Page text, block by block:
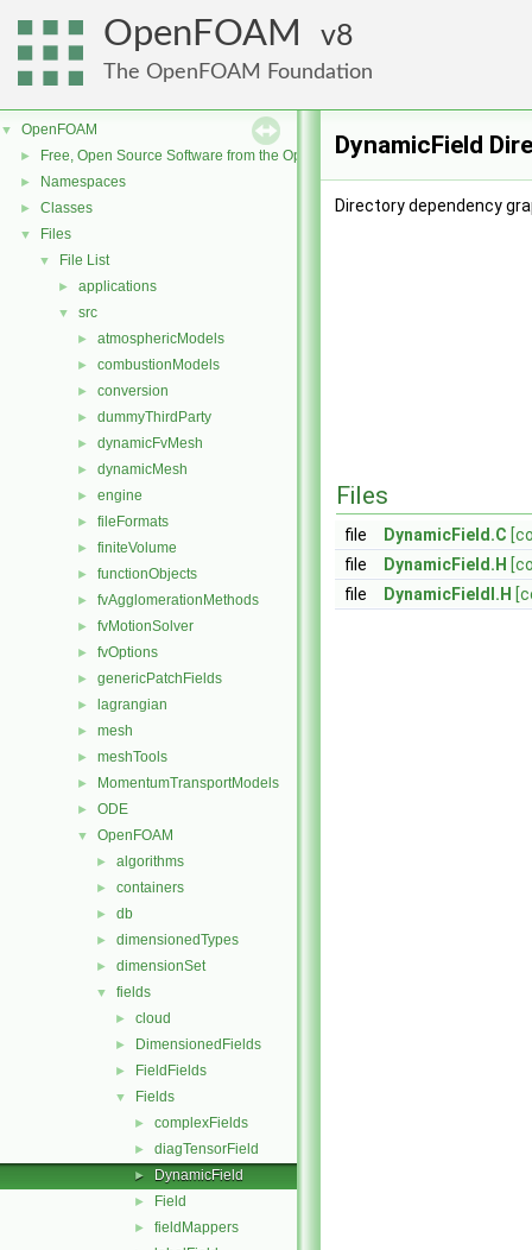
OpenFOAM 8
The OpenFOAM Foundation
▼ OpenFOAM
► Free, Open Source Software from the OpenFOAM Foundation
► Namespaces
► Classes
▼ Files
▼ File List
► applications
▼ src
► atmosphericModels
► combustionModels
► conversion
► dummyThirdParty
► dynamicFvMesh
► dynamicMesh
► engine
► fileFormats
► finiteVolume
► functionObjects
► fvAgglomerationMethods
► fvMotionSolver
► fvOptions
► genericPatchFields
► lagrangian
► mesh
► meshTools
► MomentumTransportModels
► ODE
▼ OpenFOAM
► algorithms
► containers
► db
► dimensionedTypes
► dimensionSet
▼ fields
► cloud
► DimensionedFields
► FieldFields
▼ Fields
► complexFields
► diagTensorField
► DynamicField
► Field
► fieldMappers
DynamicField
Directory dependency
Files
file DynamicField.C
file
DynamicField.H
file
DynamicFieldI.H